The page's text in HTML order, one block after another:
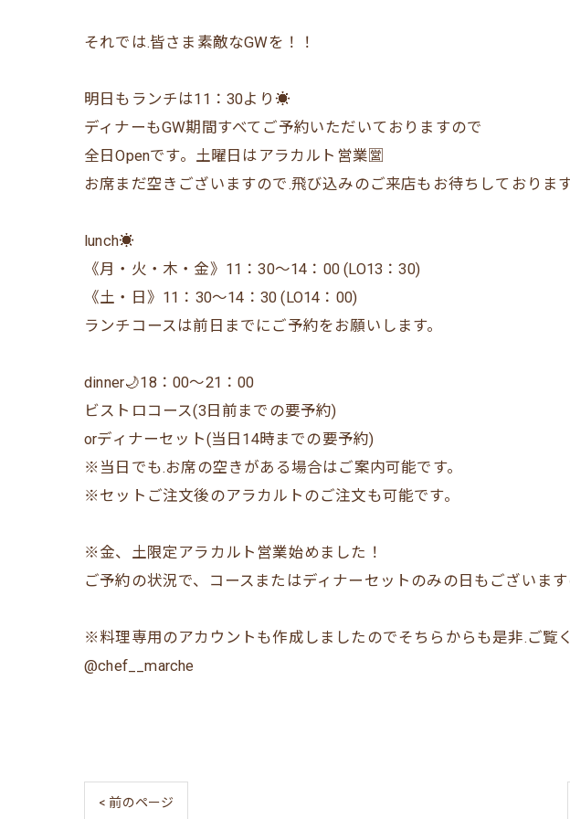
それでは.皆さま素敵なGWを！！
明日もランチは11：30より☀️
ディナーもGW期間すべてご予約いただいておりますので
全日Openです。土曜日はアラカルト営業🈺
お席まだ空きございますので.飛び込みのご来店もお待ちしておりま
lunch☀️
《月・火・木・金》11：30〜14：00 (LO13：30)
《土・日》11：30〜14：30 (LO14：00)
ランチコースは前日までにご予約をお願いします。
dinner🌙18：00〜21：00
ビストロコース(3日前までの要予約)
orディナーセット(当日14時までの要予約)
※当日でも.お席の空きがある場合はご案内可能です。
※セットご注文後のアラカルトのご注文も可能です。
※金、土限定アラカルト営業始めました！
ご予約の状況で、コースまたはディナーセットのみの日もございま
※料理専用のアカウントも作成しましたのでそちらからも是非.ご覧
@chef__marche
< 前のページ